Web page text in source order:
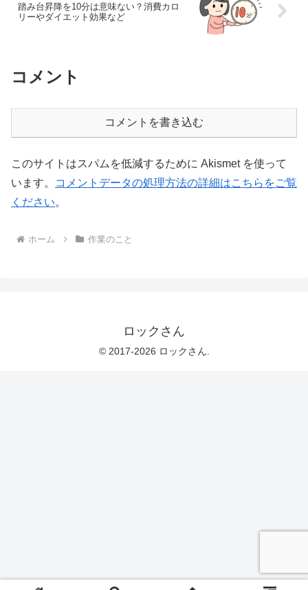
踏み台昇降を10分は意味ない？消費カロ
リーやダイエット効果など
コメント
コメントを書き込む
このサイトはスパムを低減するために Akismet を使って
います。
コメントデータの処理方法の詳細はこちらをご覧
ください。
ホーム 作業のこと
ロックさん
© 2017-2026 ロックさん.